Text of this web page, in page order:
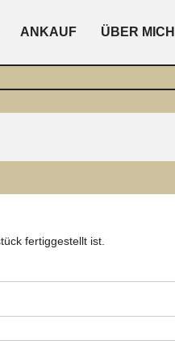
ANKAUF ÜBER MICH
fertiggestellt ist.